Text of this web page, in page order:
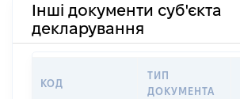
Інші документи суб'єкта
декларування
КОД
ТИП
ДОКУМЕНТА